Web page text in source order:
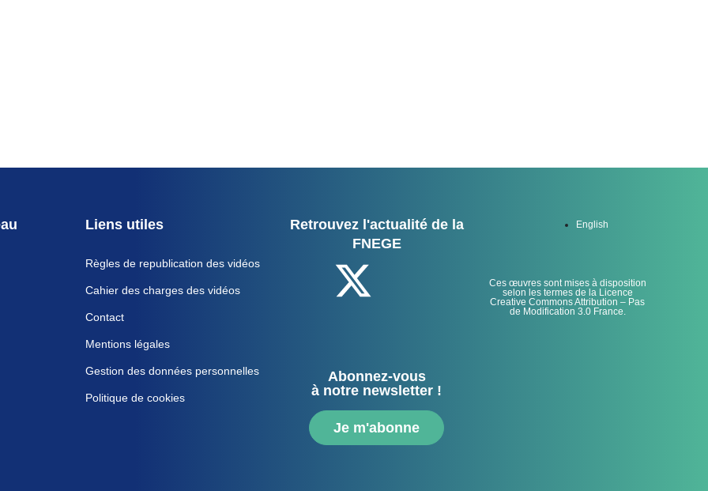
Liens utiles
Règles de republication des vidéos
Cahier des charges des vidéos
Contact
Mentions légales
Gestion des données personnelles
Politique de cookies
Retrouvez l'actualité de la
FNEGE
Abonnez-vous
à notre newsletter !
Je m'abonne
English
Ces œuvres sont mises à disposition
selon les termes de la Licence
Creative Commons Attribution – Pas
de Modification 3.0 France.